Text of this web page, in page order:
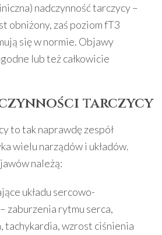
nadczynność tarczycy –
obniżony, zaś poziom fT3
się w normie. Objawy
lub też całkowicie
tarczycy
to tak naprawdę zespół
wielu narządów i układów.
należą:
układu sercowo-
zaburzenia rytmu serca,
tachykardia, wzrost ciśnienia